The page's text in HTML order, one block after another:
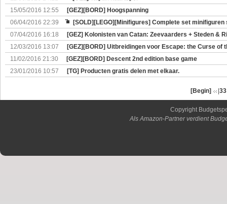
15/05/2016 12:55
[GEZ][BORD] Hoogspanning
06/04/2016 22:39
[SOLD][LEGO][Minifigures] Complete set
07/04/2016 16:18
[GEZ] Kolonisten van Catan: Zeevaarders + Steden &
12/03/2016 13:07
[GEZ][BORD] Uitbreidingen voor Escape: the Curse of
11/02/2016 21:30
[GEZ][BORD] Descent 2nd edition base game
23/01/2016 10:57
[TG] Producten gratis delen met elkaar.
[Begin] |33
Copyright
Als Amazon-Partner verdient